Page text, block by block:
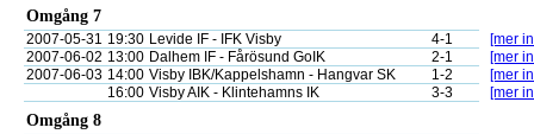
Omgång 7
2007-05-31 19:30 Levide IF - IFK Visby 4-1
[mer
2007-06-02 13:00 Dalhem IF - Fårösund GoIK 2-1
[mer
2007-06-03 14:00 Visby IBK/Kappelshamn - Hangvar SK 1-2
[mer
16:00 Visby AIK - Klintehamns IK 3-3 [mer
Omgång 8